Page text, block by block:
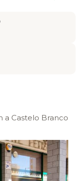
a Castelo Branco